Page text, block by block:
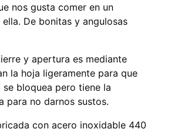
nos gusta comer en un
De bonitas y angulosas
y apertura es mediante
la hoja ligeramente para que
se bloquea pero tiene la
para no darnos sustos.
con acero inoxidable 440